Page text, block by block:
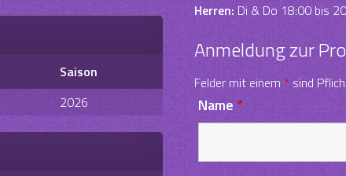
Saison
2026
Herren:Di & Do 18:00 bis
Anmeldung zur
Felder mit einem*sind
Name*